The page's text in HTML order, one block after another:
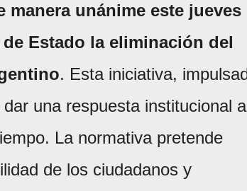
manera unánime este jueves
Estado la eliminación del
. Esta iniciativa,
una respuesta institucional a
La normativa pretende
de los ciudadanos y